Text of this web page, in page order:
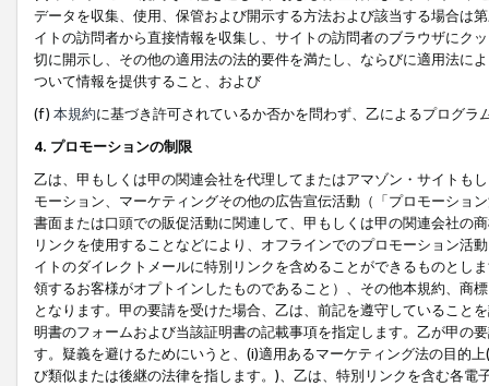
データを収集、使用、保管および開示する方法および該当する場合は
イトの訪問者から直接情報を収集し、サイトの訪問者のブラウザにク
切に開示し、その他の適用法の法的要件を満たし、ならびに適用法に
ついて情報を提供すること、および
(f) 本規約に基づき許可されているか否かを問わず、乙によるプログ
4. プロモーションの制限
乙は、甲もしくは甲の関連会社を代理してまたはアマゾン・サイトも
モーション、マーケティングその他の広告宣伝活動（「プロモーショ
書面または口頭での販促活動に関連して、甲もしくは甲の関連会社の
リンクを使用することなどにより、オフラインでのプロモーション活
イトのダイレクトメールに特別リンクを含めることができるものとし
領するお客様がオプトインしたものであること）、その他本規約、商
となります。甲の要請を受けた場合、乙は、前記を遵守していること
明書のフォームおよび当該証明書の記載事項を指定します。乙が甲の
す。疑義を避けるためにいうと、(i)適用あるマーケティング法の目的
び類似または後継の法律を指します。)、乙は、特別リンクを含む各